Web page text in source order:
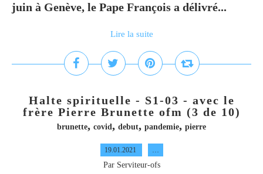
juin à Genève, le Pape François a délivré...
Lire la suite
Halte spirituelle - S1-03 - avec le
frère Pierre Brunette ofm (3 de 10)
brunette, covid, debut, pandemie, pierre
19.01.2021 …
Par Serviteur-ofs